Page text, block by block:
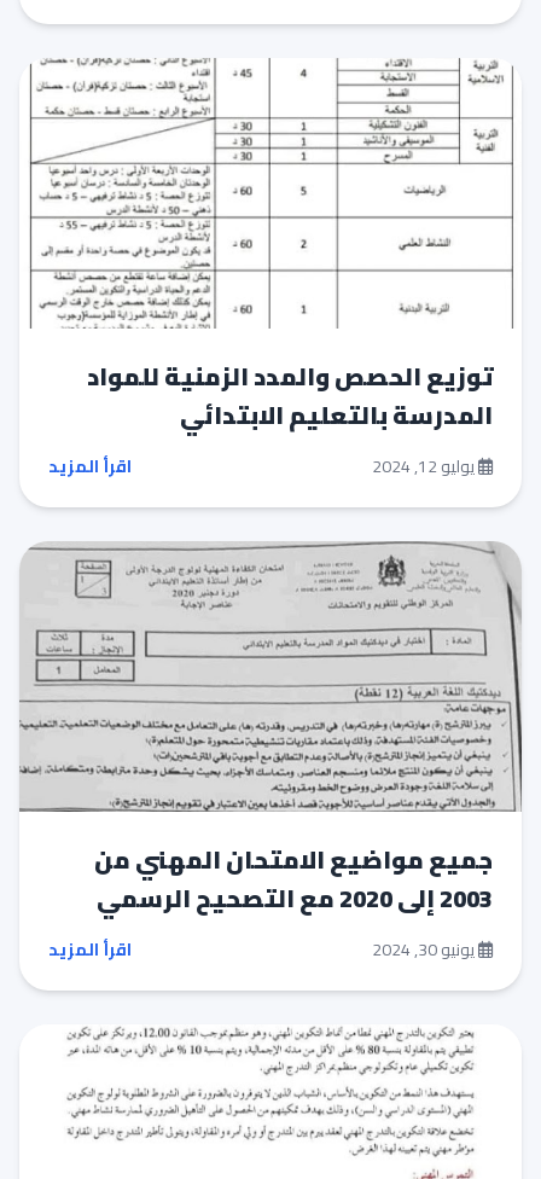
توزيع الحصص والمدد الزمنية للمواد
المدرسة بالتعليم الابتدائي
يوليو 12, 2024 اقرأ المزيد
جميع مواضيع الامتحان المهني من
2003 إلى 2020 مع التصحيح الرسمي
يونيو 30, 2024 اقرأ المزيد